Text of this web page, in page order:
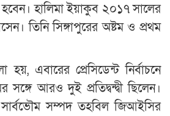
হবেন। হালিমা ইয়াকুব ২০১৭ সালের
তিনি সিঙ্গাপুরের অষ্টম ও প্রথম
এবারের প্রেসিডেন্ট নির্বাচনে
সঙ্গে আরও দুই প্রতিদ্বন্দ্বী ছিলেন।
সার্বভৌম সম্পদ তহবিল জিআইসির